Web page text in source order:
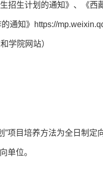
招生计划的通知》、《西
通知》https://
学院网站）
项目培养方法为全日制定
单位。